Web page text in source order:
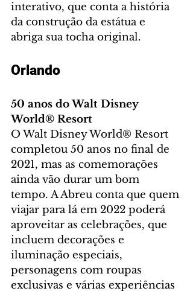
interativo, que conta a história
da construção da estátua e
abriga sua tocha original.
Orlando
50 anos do Walt Disney
World® Resort
O Walt Disney World® Resort
completou 50 anos no final de
2021, mas as comemorações
ainda vão durar um bom
tempo. A Abreu conta que quem
viajar para lá em 2022 poderá
aproveitar as celebrações, que
incluem decorações e
iluminação especiais,
personagens com roupas
exclusivas e várias experiências